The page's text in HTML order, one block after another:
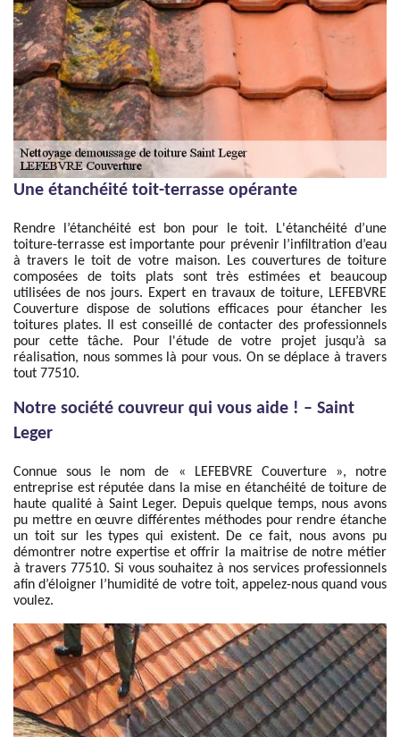
Une étanchéité toit-terrasse opérante
Rendre l’étanchéité est bon pour le toit. L'étanchéité d’une
toiture-terrasse est importante pour prévenir l’infiltration d’eau
à travers le toit de votre maison. Les couvertures de toiture
composées de toits plats sont très estimées et beaucoup
utilisées de nos jours. Expert en travaux de toiture, LEFEBVRE
Couverture dispose de solutions efficaces pour étancher les
toitures plates. Il est conseillé de contacter des professionnels
pour cette tâche. Pour l'étude de votre projet jusqu’à sa
réalisation, nous sommes là pour vous. On se déplace à travers
tout 77510.
Notre société couvreur qui vous aide ! – Saint
Leger
Connue sous le nom de « LEFEBVRE Couverture », notre
entreprise est réputée dans la mise en étanchéité de toiture de
haute qualité à Saint Leger. Depuis quelque temps, nous avons
pu mettre en œuvre différentes méthodes pour rendre étanche
un toit sur les types qui existent. De ce fait, nous avons pu
démontrer notre expertise et offrir la maitrise de notre métier
à travers 77510. Si vous souhaitez à nos services professionnels
afin d’éloigner l’humidité de votre toit, appelez-nous quand vous
voulez.